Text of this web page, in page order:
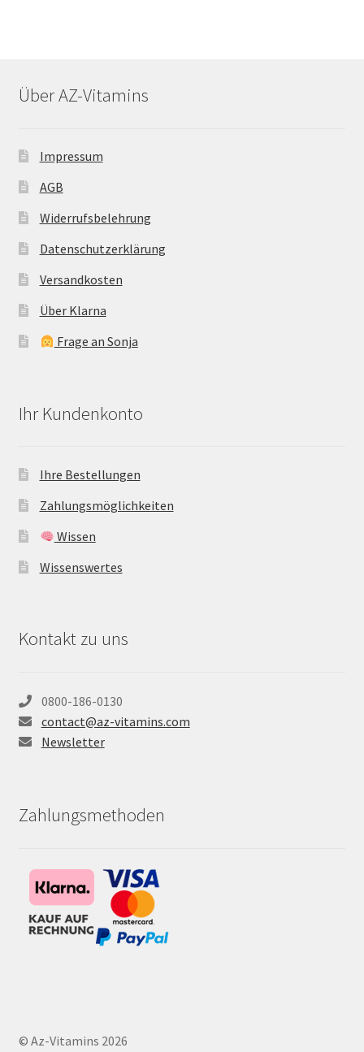
Über AZ-Vitamins
Impressum
AGB
Widerrufsbelehrung
Datenschutzerklärung
Versandkosten
Über Klarna
Frage an Sonja
Ihr Kundenkonto
Ihre Bestellungen
Zahlungsmöglichkeiten
Wissen
Wissenswertes
Kontakt zu uns
0800-186-0130
contact@az-vitamins.com
Newsletter
Zahlungsmethoden
© Az-Vitamins 2026